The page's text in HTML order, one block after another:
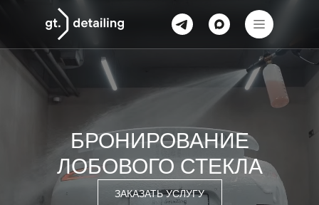
БРОНИРОВАНИЕ
ЛОБОВОГО СТЕКЛА
ЗАКАЗАТЬ УСЛУГУ